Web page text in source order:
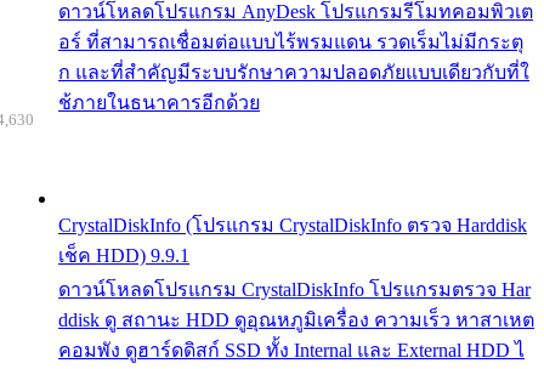
ดาวน์โหลดโปรแกรม AnyDesk โปรแกรมรีโมทคอมพิวเต
อร์ ที่สามารถเชื่อมต่อแบบไร้พรมแดน รวดเร็มไม่มีกระตุ
ก และที่สำคัญมีระบบรักษาความปลอดภัยแบบเดียวกับที่ใ
ช้ภายในธนาคารอีกด้วย
CrystalDiskInfo (โปรแกรม CrystalDiskInfo ตรวจ Harddisk
เช็ค HDD) 9.9.1
ดาวน์โหลดโปรแกรม CrystalDiskInfo โปรแกรมตรวจ Har
ddisk ดู สถานะ HDD ดูอุณหภูมิเครื่อง ความเร็ว หาสาเหต
คอมพัง ดูฮาร์ดดิสก์ SSD ทั้ง Internal และ External HDD ไ